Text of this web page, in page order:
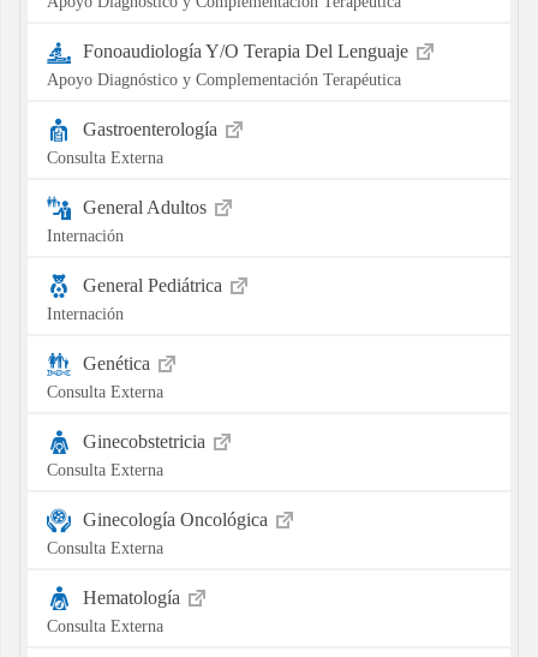
Fonoaudiología Y/O Terapia Del Lenguaje
Apoyo Diagnóstico y Complementación Terapéutica
Gastroenterología
Consulta Externa
General Adultos
Internación
General Pediátrica
Internación
Genética
Consulta Externa
Ginecobstetricia
Consulta Externa
Ginecología Oncológica
Consulta Externa
Hematología
Consulta Externa